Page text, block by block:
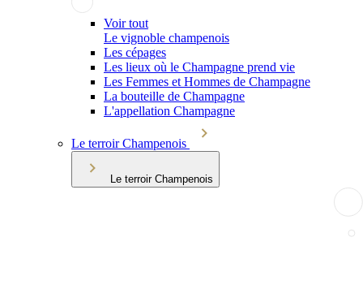
Voir tout
Le vignoble champenois
Les cépages
Les lieux où le Champagne prend vie
Les Femmes et Hommes de Champagne
La bouteille de Champagne
L'appellation Champagne
Le terroir Champenois
Le terroir Champenois